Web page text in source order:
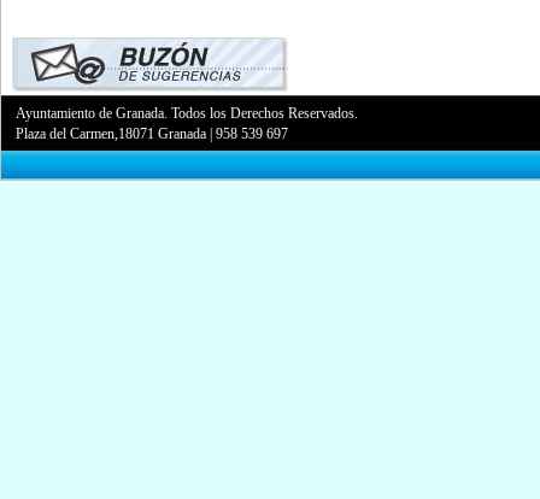
Ayuntamiento de Granada. Todos los Derechos Reservados.
Plaza del Carmen,18071 Granada |958 539 697